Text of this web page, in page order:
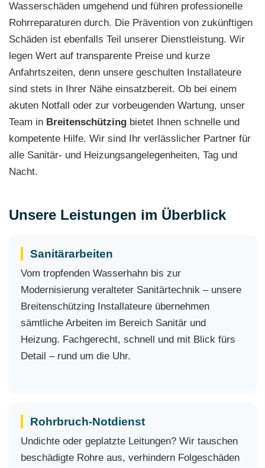
Wasserschäden umgehend und führen professionelle
Rohrreparaturen durch. Die Prävention von zukünftigen
Schäden ist ebenfalls Teil unserer Dienstleistung. Wir
legen Wert auf transparente Preise und kurze
Anfahrtszeiten, denn unsere geschulten Installateure
sind stets in Ihrer Nähe einsatzbereit. Ob bei einem
akuten Notfall oder zur vorbeugenden Wartung, unser
Team in Breitenschützing bietet Ihnen schnelle und
kompetente Hilfe. Wir sind Ihr verlässlicher Partner für
alle Sanitär- und Heizungsangelegenheiten, Tag und
Nacht.
Unsere Leistungen im Überblick
Sanitärarbeiten
Vom tropfenden Wasserhahn bis zur
Modernisierung veralteter Sanitärtechnik – unsere
Breitenschützing Installateure übernehmen
sämtliche Arbeiten im Bereich Sanitär und
Heizung. Fachgerecht, schnell und mit Blick fürs
Detail – rund um die Uhr.
Rohrbruch-Notdienst
Undichte oder geplatzte Leitungen? Wir tauschen
beschädigte Rohre aus, verhindern Folgeschäden